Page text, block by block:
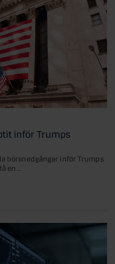
inför Trumps
börsnedgångar inför Trumps
en...